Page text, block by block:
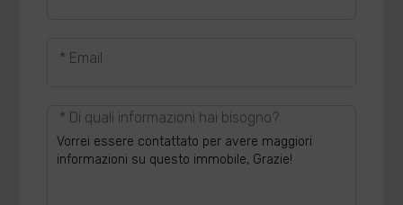
* Email
* Di quali informazioni hai bisogno?